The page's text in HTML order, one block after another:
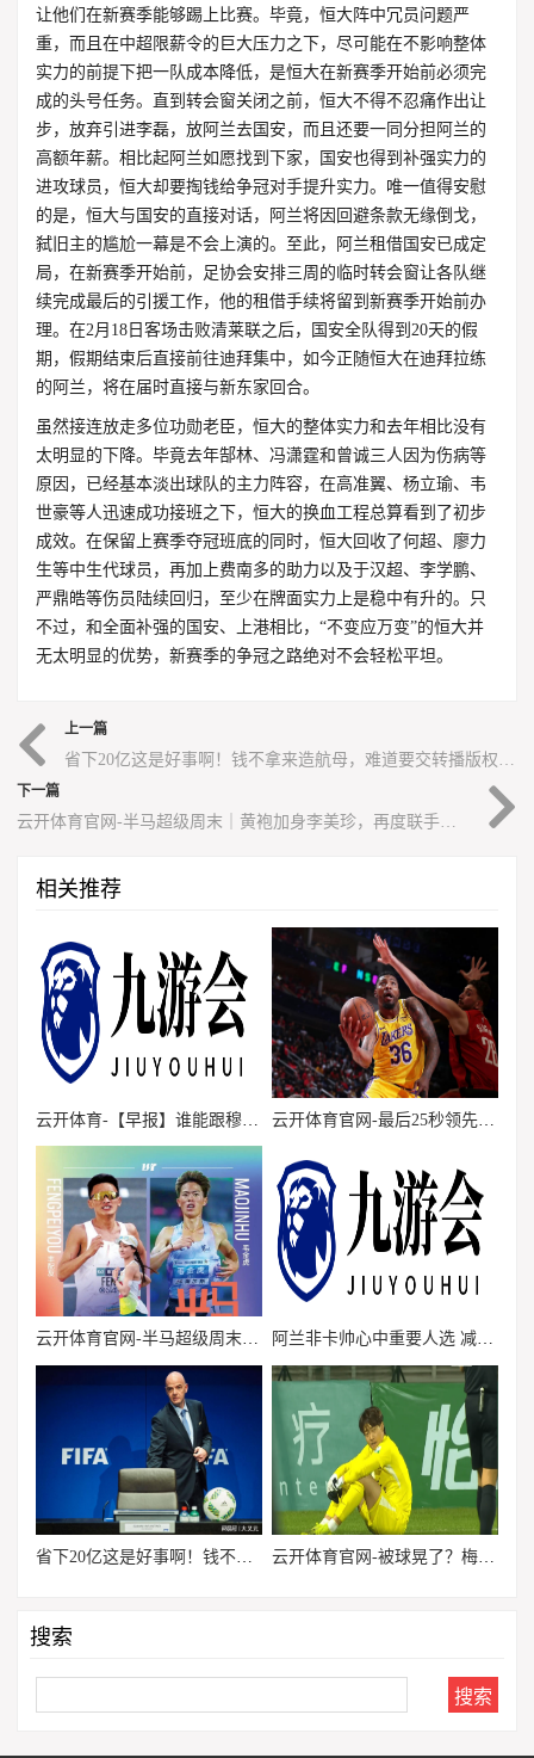
让他们在新赛季能够踢上比赛。毕竟，恒大阵中冗员问题严
重，而且在中超限薪令的巨大压力之下，尽可能在不影响整体
实力的前提下把一队成本降低，是恒大在新赛季开始前必须完
成的头号任务。直到转会窗关闭之前，恒大不得不忍痛作出让
步，放弃引进李磊，放阿兰去国安，而且还要一同分担阿兰的
高额年薪。相比起阿兰如愿找到下家，国安也得到补强实力的
进攻球员，恒大却要掏钱给争冠对手提升实力。唯一值得安慰
的是，恒大与国安的直接对话，阿兰将因回避条款无缘倒戈，
弑旧主的尴尬一幕是不会上演的。至此，阿兰租借国安已成定
局，在新赛季开始前，足协会安排三周的临时转会窗让各队继
续完成最后的引援工作，他的租借手续将留到新赛季开始前办
理。在2月18日客场击败清莱联之后，国安全队得到20天的假
期，假期结束后直接前往迪拜集中，如今正随恒大在迪拜拉练
的阿兰，将在届时直接与新东家回合。
虽然接连放走多位功勋老臣，恒大的整体实力和去年相比没有
太明显的下降。毕竟去年郜林、冯潇霆和曾诚三人因为伤病等
原因，已经基本淡出球队的主力阵容，在高准翼、杨立瑜、韦
世豪等人迅速成功接班之下，恒大的换血工程总算看到了初步
成效。在保留上赛季夺冠班底的同时，恒大回收了何超、廖力
生等中生代球员，再加上费南多的助力以及于汉超、李学鹏、
严鼎皓等伤员陆续回归，至少在牌面实力上是稳中有升的。只
不过，和全面补强的国安、上港相比，“不变应万变”的恒大并
无太明显的优势，新赛季的争冠之路绝对不会轻松平坦。
上一篇
省下20亿这是好事啊！钱不拿来造航母，难道要交转播版权费不成？
下一篇
云开体育官网-半马超级周末｜黄袍加身李美珍，再度联手的丰配“虎”
相关推荐
云开体育官网-最后25秒领先6分！被逆转，联盟唯一0-3落后的球队！火箭队没戏了
阿兰非卡帅心中重要人选 减负是恒大新季头号任务
省下20亿这是好事啊！钱不拿来造航母，难道要交转播版权费不成？ 云开体育官网-被球晃了？梅州门将判断错球路+滑倒送南京外援空门得分
搜索
Search